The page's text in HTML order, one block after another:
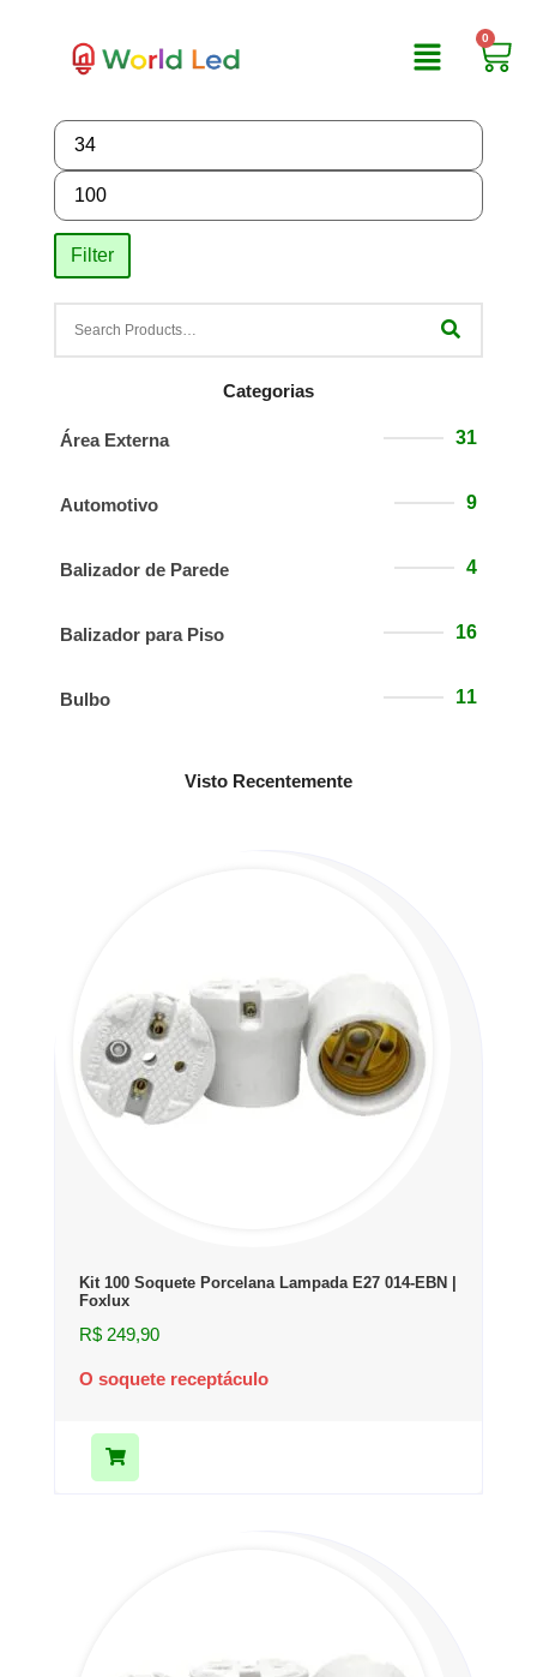
0
Filter
Categorias
Área Externa 31
Automotivo 9
Balizador de Parede 4
Balizador para Piso 16
Bulbo 11
Visto Recentemente
Kit 100 Soquete Porcelana Lampada E27 014-EBN |
Foxlux
R$ 249,90
O soquete receptáculo